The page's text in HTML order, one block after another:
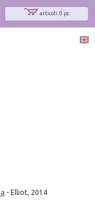
articoli: 0 pz.
- Elliot, 2014